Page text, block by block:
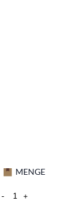
MENGE
- +